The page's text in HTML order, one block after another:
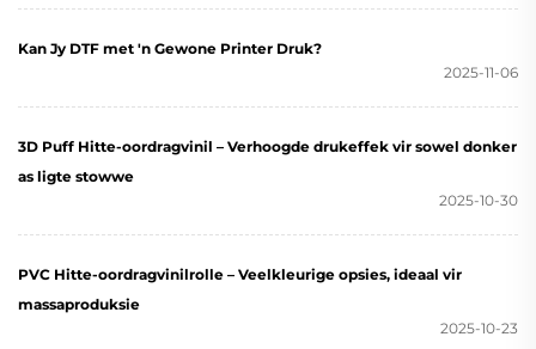
Kan Jy DTF met 'n Gewone Printer Druk?
2025-11-06
3D Puff Hitte-oordragvinil – Verhoogde drukeffek vir sowel donker
as ligte stowwe
2025-10-30
PVC Hitte-oordragvinilrolle – Veelkleurige opsies, ideaal vir
massaproduksie
2025-10-23